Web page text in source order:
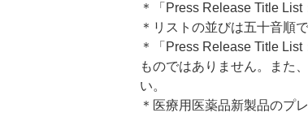
＊「Press Release Title List
＊リストの並びは五十音順で
＊「Press Release Title
ものではありません。また
い。
＊医療用医薬品新製品のプ